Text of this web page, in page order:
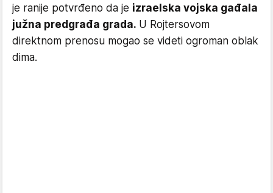
je ranije potvrđeno da je izraelska vojska gađala
južna predgrađa grada. U Rojtersovom
direktnom prenosu mogao se videti ogroman oblak
dima.